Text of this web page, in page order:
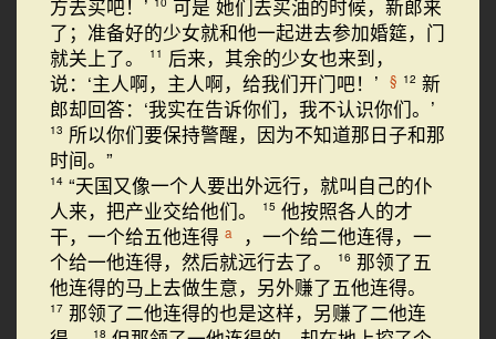
方去买吧！’
可是 她们去买油的时候，新郎来
了；准备好的少女就和他一起进去参加婚筵，门
就关上了。
11 后来，其余的少女也来到，
说：‘主人啊，主人啊，给我们开门吧！’
§ 12 新
郎却回答：‘我实在告诉你们，我不认识你们。’
13 所以你们要保持警醒，因为不知道那日子和那
时间。”
14 “天国又像一个人要出外远行，就叫自己的仆
人来，把产业交给他们。
15 他按照各人的才
干，一个给五他连得 a
，一个给二他连得，一
个给一他连得，然后就远行去了。
16 那领了五
他连得的马上去做生意，另外赚了五他连得。
17 那领了二他连得的也是这样，另赚了二他连
18